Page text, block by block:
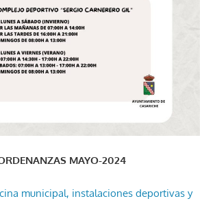
MAYO-2024
municipal, instalaciones deportivas y